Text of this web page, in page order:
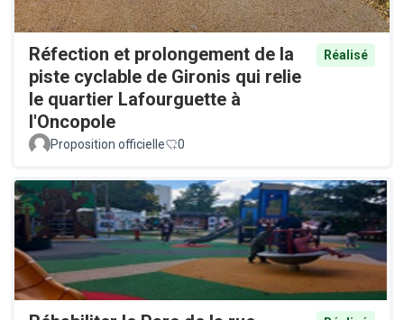
Réfection et prolongement de la
piste cyclable de Gironis qui relie
le quartier Lafourguette à
l'Oncopole
Réalisé
Proposition officielle 0